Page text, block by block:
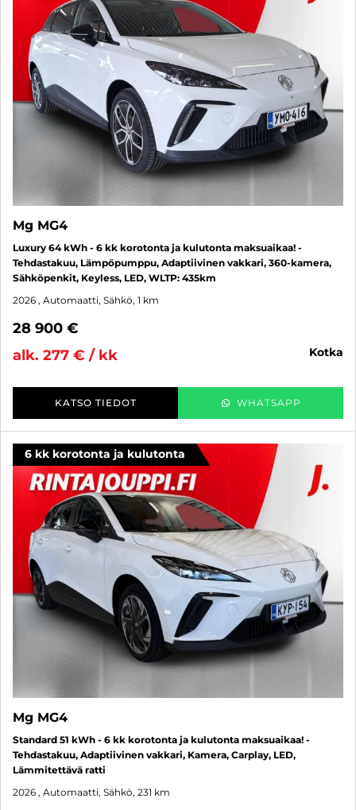
Mg MG4
Luxury 64 kWh - 6 kk korotonta ja kulutonta maksuaikaa! -
Tehdastakuu, Lämpöpumppu, Adaptiivinen vakkari, 360-kamera,
Sähköpenkit, Keyless, LED, WLTP: 435km
2026 , Automaatti, Sähkö, 1 km
28 900 €
alk. 277 € / kk
kotka
KATSO TIEDOT WHATSAPP
6 kk korotonta ja kulutonta
Mg MG4
Standard 51 kWh - 6 kk korotonta ja kulutonta maksuaikaa! -
Tehdastakuu, Adaptiivinen vakkari, Kamera, Carplay, LED,
Lämmitettävä ratti
2026 , Automaatti, Sähkö, 231 km